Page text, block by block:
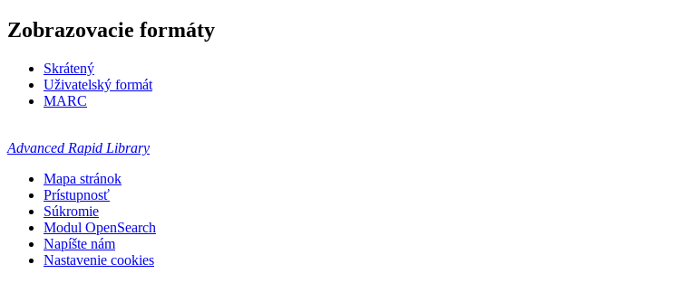
Zobrazovacie formáty
Skrátený
Uživatelský formát
MARC
Advanced Rapid Library
Mapa stránok
Prístupnosť
Súkromie
Modul OpenSearch
Napíšte nám
Nastavenie cookies